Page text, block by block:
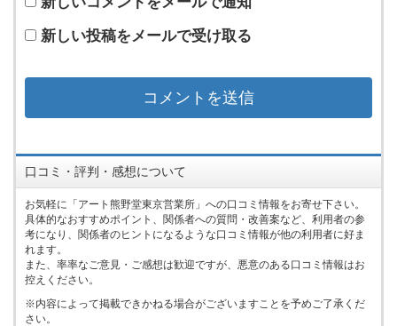
新しい投稿をメールで受け取る
口コミ・評判・感想について
お気軽に「アート熊野堂東京営業所」への口コミ情報をお寄せ下さい。
具体的なおすすめポイント、関係者への質問・改善案など、利用者の参
考になり、関係者のヒントになるような口コミ情報が他の利用者に好ま
れます。
また、率率なご意見・ご感想は歓迎ですが、悪意のある口コミ情報はお
控えください。
内容によって掲載できかねる場合がございますことを予めご了承くだ
さい。